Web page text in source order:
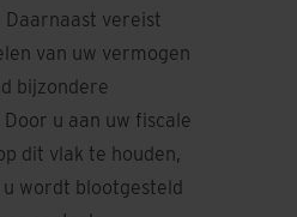
vereist
van uw vermogen
bijzondere
u aan uw fiscale
dit vlak te houden,
wordt blootgesteld